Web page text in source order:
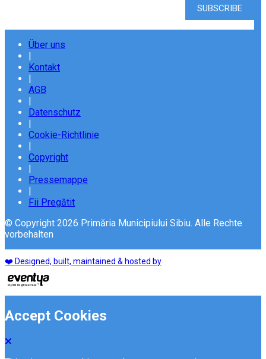
Über uns
|
Kontakt
|
AGB
|
Datenschutz
|
Cookie-Richtlinie
|
Copyright
|
Pressemappe
|
Fii Pregătit
© Copyright 2026 Primăria Municipiului Sibiu. Alle Rechte
vorbehalten
❤️ Designed, built, maintained & hosted by
Accept Cookies